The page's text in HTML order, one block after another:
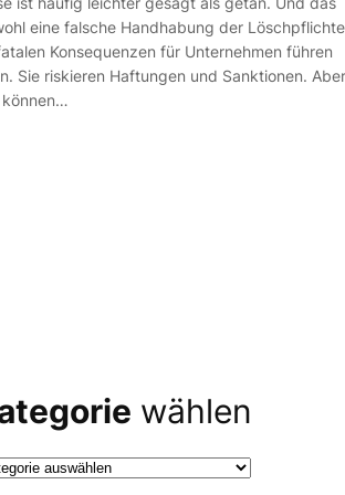
eine falsche Handhabung der
Konsequenzen für Unternehmen führen
Sie riskieren Haftungen und Sanktionen. Aber
wählen